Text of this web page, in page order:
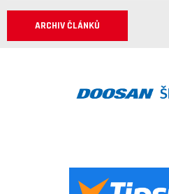
ARCHIV ČLÁNKŮ